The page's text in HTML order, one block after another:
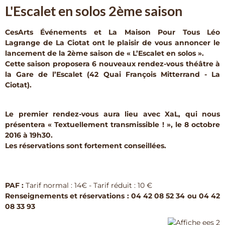
L'Escalet en solos 2ème saison
CesArts Événements et La Maison Pour Tous Léo
Lagrange de La Ciotat ont le plaisir de vous annoncer le
lancement de la 2ème saison de « L’Escalet en solos ».
Cette saison proposera 6 nouveaux rendez-vous théâtre à
la Gare de l’Escalet (42 Quai François Mitterrand - La
Ciotat).
Le premier rendez-vous aura lieu avec XaL, qui nous
présentera « Textuellement transmissible ! », le 8 octobre
2016 à 19h30.
Les réservations sont fortement conseillées.
PAF : Tarif normal : 14€ - Tarif réduit : 10 €
Renseignements et réservations : 04 42 08 52 34 ou 04 42
08 33 93